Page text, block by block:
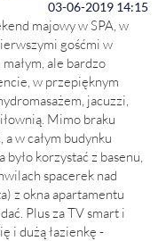
03-06-2019 14:15
majowy w SPA, w
gośćmi w
ale bardzo
w przepięknym
jacuzzi,
Mimo braku
w całym budynku
było korzystać z basenu,
spacerek nad
z okna apartamentu
Plus za TV smart i
i dużą łazienkę -